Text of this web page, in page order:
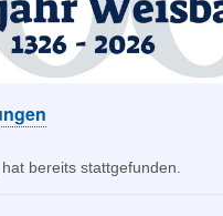
bereits stattgefunden.